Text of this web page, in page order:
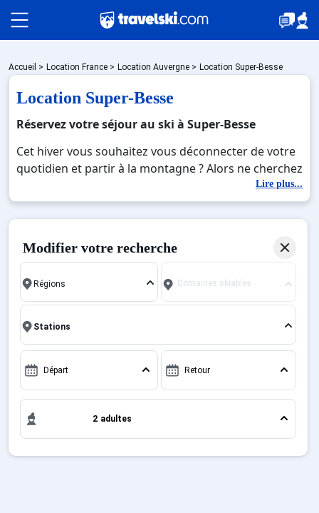
Packages
🚆Train de nuit
Stations
Hébergements
Bons plans
Sites CSE & Groupes
Accueil > Location France > Location Auvergne > Location Super-Besse
Location Super-Besse
Réservez votre séjour au ski à Super-Besse
Cet hiver vous souhaitez vous déconnecter de votre
quotidien et partir à la montagne ? Alors ne cherchez
plus, TravelSki a la solution pour vous. Bienvenue à
Super Besse, une perle nichée non loin de la cité
médiévale de Saint Anastaise, au cœur des
village de France offre bien plus qu'un simple terrain
immersive, où le charme traditionnel se marie
harmonieusement avec les plaisirs modernes de
l'hiver.
Lire plus...
Modifier votre recherche
Domaines skiables
Départ Retour
2 adultes